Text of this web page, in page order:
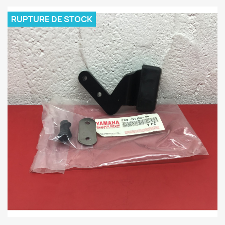
RUPTURE DE STOCK